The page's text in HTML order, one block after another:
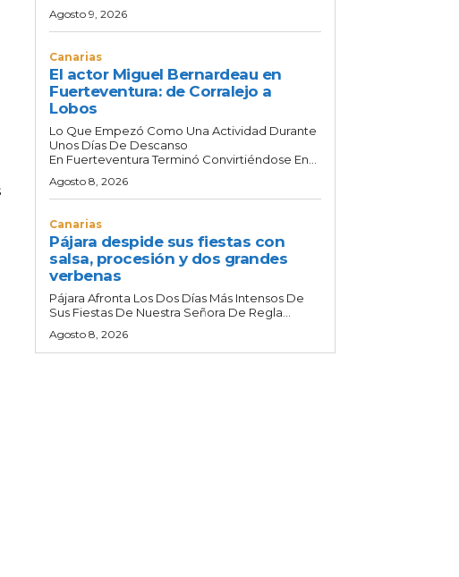
Agosto 9, 2026
Canarias
El actor Miguel Bernardeau en
Fuerteventura: de Corralejo a
Lobos
Lo Que Empezó Como Una Actividad Durante
Unos Días De Descanso
En Fuerteventura Terminó Convirtiéndose En...
Agosto 8, 2026
Canarias
Pájara despide sus fiestas con
salsa, procesión y dos grandes
verbenas
Pájara Afronta Los Dos Días Más Intensos De
Sus Fiestas De Nuestra Señora De Regla...
Agosto 8, 2026